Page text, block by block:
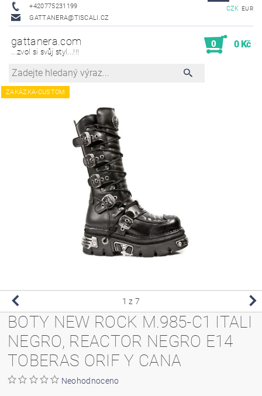
+420775231199
GATTANERA@TISCALI.CZ
CZK EUR
gattanera.com
...zvol si svůj styl...!!!
0 0 Kč
ZAKÁZKA-CUSTOM
1 z 7
BOTY NEW ROCK M.985-C1 ITALI
NEGRO, REACTOR NEGRO E14
TOBERAS ORIF Y CANA
Neohodnoceno